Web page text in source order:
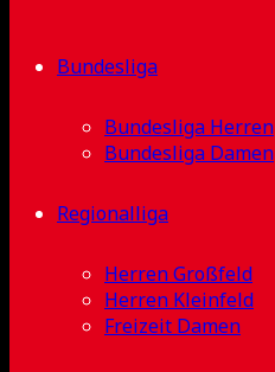
Bundesliga
Bundesliga Herren
Bundesliga Damen
Regionalliga
Herren Großfeld
Herren Kleinfeld
Freizeit Damen